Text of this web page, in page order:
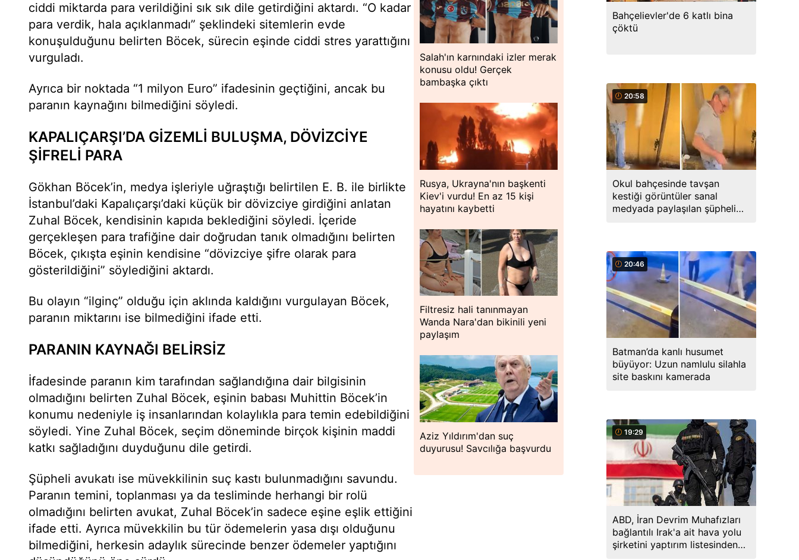
ciddi miktarda para verildiğini sık sık dile getirdiğini aktardı. “O kadar
para verdik, hala açıklanmadı” şeklindeki sitemlerin evde
konuşulduğunu belirten Böcek, sürecin eşinde ciddi stres yarattığını
vurguladı.
Ayrıca bir noktada “1 milyon Euro” ifadesinin geçtiğini, ancak bu
paranın kaynağını bilmediğini söyledi.
KAPALIÇARŞI’DA GİZEMLİ BULUŞMA, DÖVİZCİYE
ŞİFRELİ PARA
Gökhan Böcek’in, medya işleriyle uğraştığı belirtilen E. B. ile birlikte
İstanbul’daki Kapalıçarşı’daki küçük bir dövizciye girdiğini anlatan
Zuhal Böcek, kendisinin kapıda beklediğini söyledi. İçeride
gerçekleşen para trafiğine dair doğrudan tanık olmadığını belirten
Böcek, çıkışta eşinin kendisine “dövizciye şifre olarak para
gösterildiğini” söylediğini aktardı.
Bu olayın “ilginç” olduğu için aklında kaldığını vurgulayan Böcek,
paranın miktarını ise bilmediğini ifade etti.
PARANIN KAYNAĞI BELİRSİZ
İfadesinde paranın kim tarafından sağlandığına dair bilgisinin
olmadığını belirten Zuhal Böcek, eşinin babası Muhittin Böcek’in
konumu nedeniyle iş insanlarından kolaylıkla para temin edebildiğini
söyledi. Yine Zuhal Böcek, seçim döneminde birçok kişinin maddi
katkı sağladığını duyduğunu dile getirdi.
Şüpheli avukatı ise müvekkilinin suç kastı bulunmadığını savundu.
Paranın temini, toplanması ya da tesliminde herhangi bir rolü
olmadığını belirten avukat, Zuhal Böcek’in sadece eşine eşlik ettiğini
ifade etti. Ayrıca müvekkilin bu tür ödemelerin yasa dışı olduğunu
bilmediğini, herkesin adaylık sürecinde benzer ödemeler yaptığını
Salah'ın karnındaki izler merak
konusu oldu! Gerçek
bambaşka çıktı
Rusya, Ukrayna'nın başkenti
Kiev'i vurdu! En az 15 kişi
hayatını kaybetti
Filtresiz hali tanınmayan
Wanda Nara'dan bikinili yeni
paylaşım
Aziz Yıldırım'dan suç
duyurusu! Savcılığa başvurdu
Bahçelievler'de 6 katlı bina
çöktü
20:58
Okul bahçesinde tavşan
kestiği görüntüler sanal
medyada paylaşılan şüpheli
20:46
Batman’da kanlı husumet
büyüyor: Uzun namlulu silahla
site baskını kamerada
19:29
ABD, İran Devrim Muhafızları
bağlantılı Irak'a ait hava yolu
şirketini yaptırım listesinden